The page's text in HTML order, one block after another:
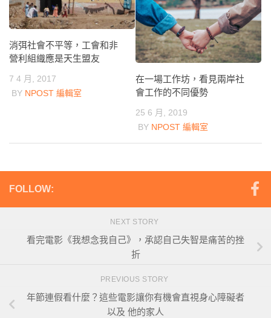
消弭社會不平等，工會和非
營利組織應是天生盟友
7 4 月, 2017
BY NPOST 編輯室
在一場工作坊，看見兩岸社
會工作的不同優勢
25 6 月, 2019
BY NPOST 編輯室
FOLLOW:
NEXT STORY
看完電影《我想念我自己》，承認自己失智是痛苦的挫
折
PREVIOUS STORY
年節連假看什麼？這些電影讓你有機會直視身心障礙者
以及 他的家人